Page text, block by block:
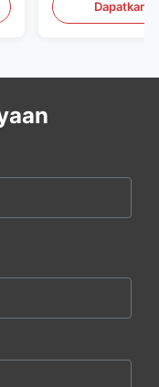
Dapatkan